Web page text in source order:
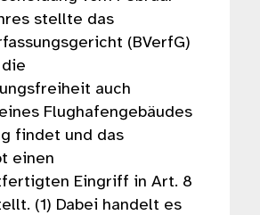
stellte das
(BVerfG)
auch
Flughafengebäudes
findet und das
einen
Eingriff in Art. 8
(1) Dabei handelt es